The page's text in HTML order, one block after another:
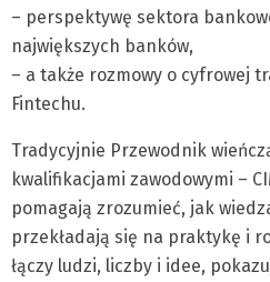
– perspektywę sektora
największych banków,
– a także rozmowy o cyfrowej
Fintechu.
Tradycyjnie Przewodnik
kwalifikacjami zawodowymi –
pomagają zrozumieć, jak
przekładają się na praktykę i
łączy ludzi, liczby i idee,